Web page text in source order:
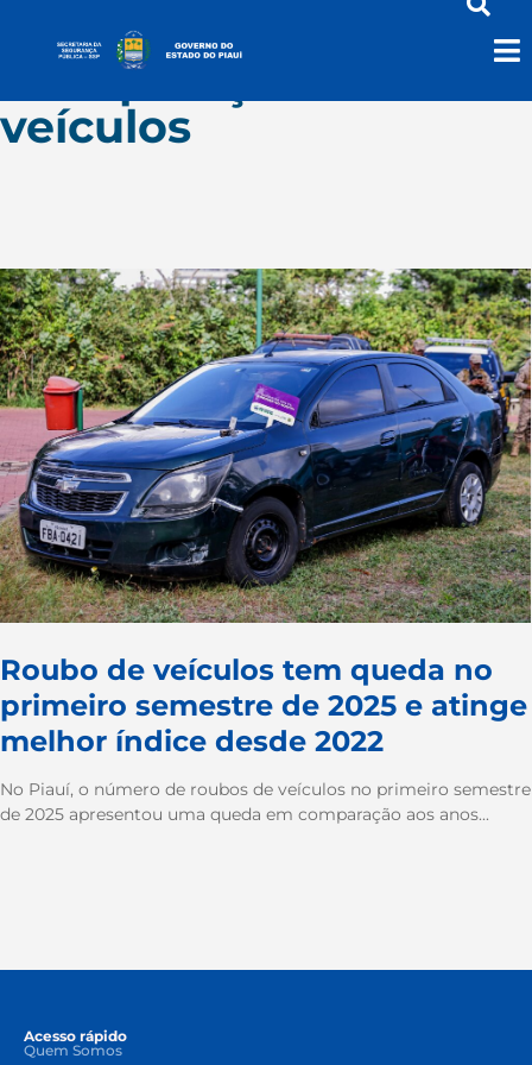
Recuperação de
veículos
Roubo de veículos tem queda no
primeiro semestre de 2025 e atinge
melhor índice desde 2022
No Piauí, o número de roubos de veículos no primeiro semestre
de 2025 apresentou uma queda em comparação aos anos...
Acesso rápido
Quem Somos